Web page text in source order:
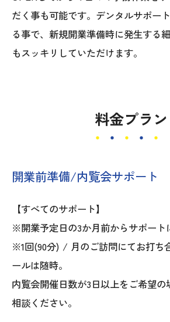
だく事も可能です。デンタルサポー
る事で、新規開業準備時に発生する
もスッキリしていただけます。
料金プラン
開業前準備/内覧会サポート
【すべてのサポート】
※開業予定日の3か月前からサポート
※1回(90分) / 月のご訪問にてお打ち
ールは随時。
内覧会開催日数が3日以上をご希望
相談ください。